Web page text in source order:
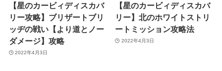
【星のカービィディスカバ
リー攻略】ブリザートブリ
ッヂの戦い【より道とノー
ダメージ】攻略
2022年4月3日
【星のカービィディスカバ
リー】北のホワイトストリ
ートミッション攻略法
2022年4月3日